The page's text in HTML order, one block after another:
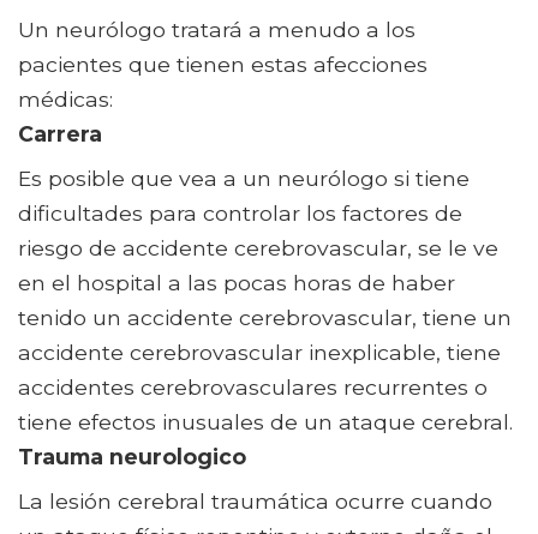
Un neurólogo tratará a menudo a los
pacientes que tienen estas afecciones
médicas:
Carrera
Es posible que vea a un neurólogo si tiene
dificultades para controlar los factores de
riesgo de accidente cerebrovascular, se le ve
en el hospital a las pocas horas de haber
tenido un accidente cerebrovascular, tiene un
accidente cerebrovascular inexplicable, tiene
accidentes cerebrovasculares recurrentes o
tiene efectos inusuales de un ataque cerebral.
Trauma neurologico
La lesión cerebral traumática ocurre cuando